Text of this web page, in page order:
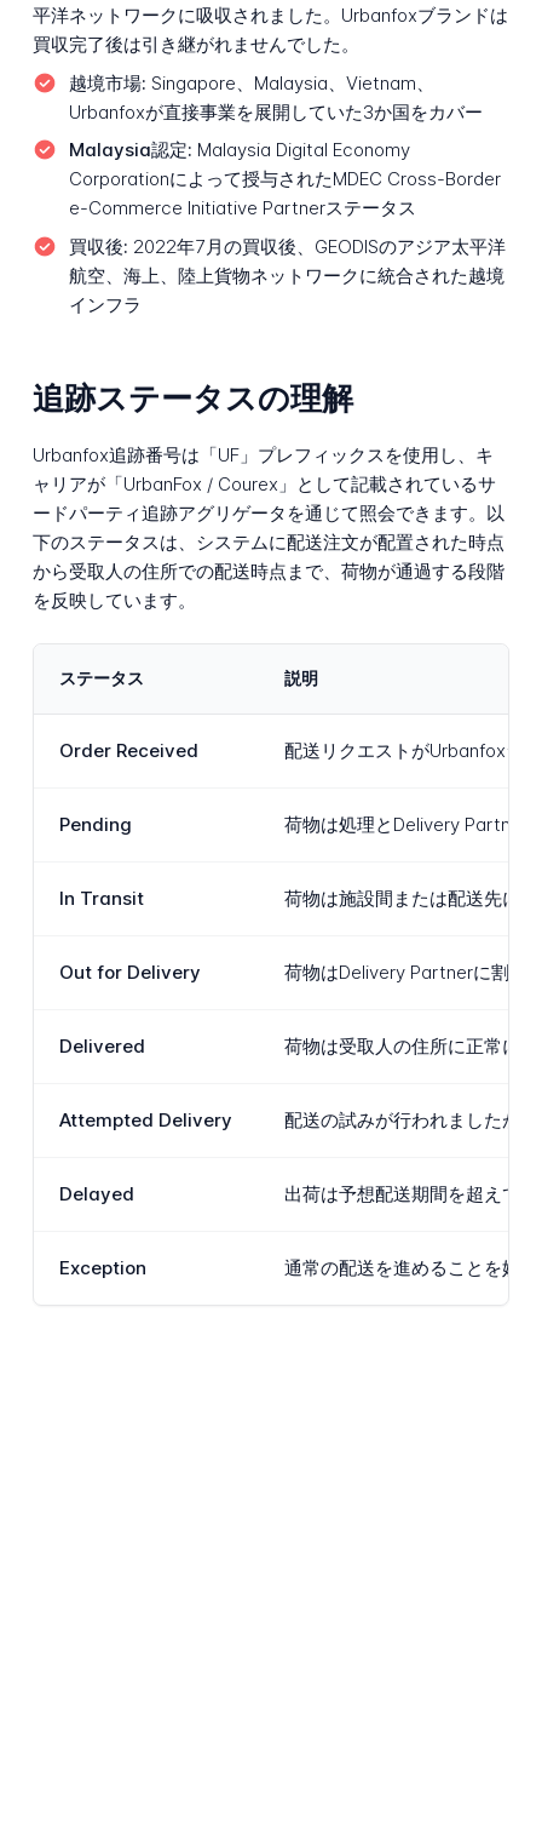
平洋ネットワークに吸収されました。Urbanfoxブランドは
買収完了後は引き継がれませんでした。
越境市場: Singapore、Malaysia、Vietnam、
Urbanfoxが直接事業を展開していた3か国をカバー
Malaysia認定: Malaysia Digital Economy
Corporationによって授与されたMDEC Cross-Border
e-Commerce Initiative Partnerステータス
買収後: 2022年7月の買収後、GEODISのアジア太平洋
航空、海上、陸上貨物ネットワークに統合された越境
インフラ
追跡ステータスの理解
Urbanfox追跡番号は「UF」プレフィックスを使用し、キ
ャリアが「UrbanFox / Courex」として記載されているサ
ードパーティ追跡アグリゲータを通じて照会できます。以
下のステータスは、システムに配送注文が配置された時点
から受取人の住所での配送時点まで、荷物が通過する段階
を反映しています。
ステータス 説明
Order Received 配送リクエストがUrbanfoxシ
Pending 荷物は処理とDelivery Partner
In Transit 荷物は施設間または配送先に
Out for Delivery 荷物はDelivery Partnerに割り
Delivered 荷物は受取人の住所に正常に
Attempted Delivery 配送の試みが行われましたが
Delayed 出荷は予想配送期間を超えて
Exception 通常の配送を進めることを妨